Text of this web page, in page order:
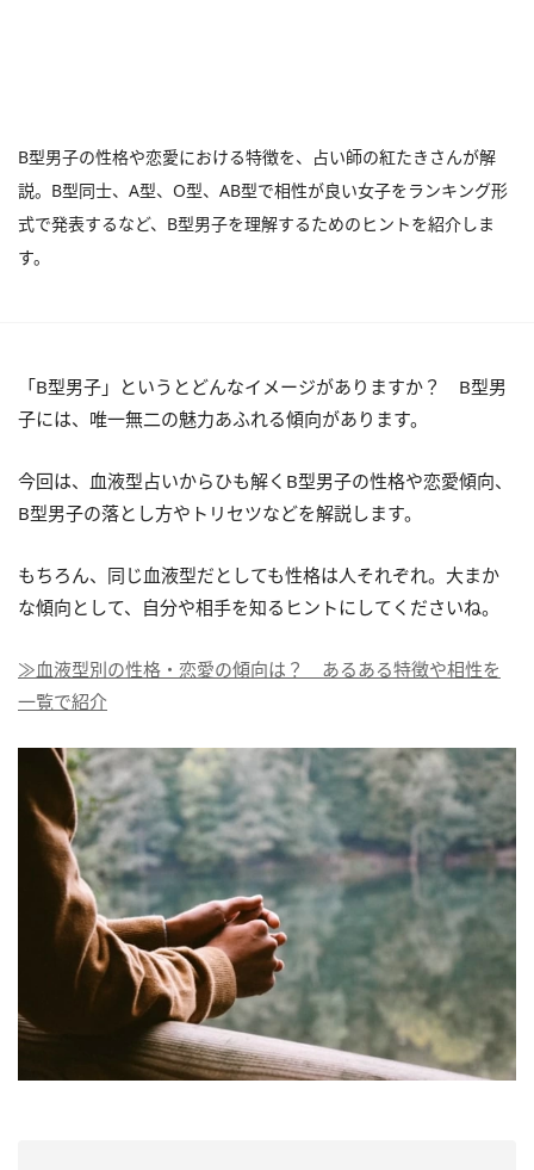
B型男子の性格や恋愛における特徴を、占い師の紅たきさんが解
説。B型同士、A型、O型、AB型で相性が良い女子をランキング形
式で発表するなど、B型男子を理解するためのヒントを紹介しま
す。
「B型男子」というとどんなイメージがありますか？ B型男
子には、唯一無二の魅力あふれる傾向があります。
今回は、血液型占いからひも解くB型男子の性格や恋愛傾向、
B型男子の落とし方やトリセツなどを解説します。
もちろん、同じ血液型だとしても性格は人それぞれ。大まか
な傾向として、自分や相手を知るヒントにしてくださいね。
≫血液型別の性格・恋愛の傾向は？ あるある特徴や相性を
一覧で紹介